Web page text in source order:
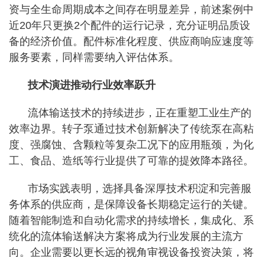
资与全生命周期成本之间存在明显差异，前述案例中
近20年只更换2个配件的运行记录，充分证明品质设
备的经济价值。配件标准化程度、供应商响应速度等
服务要素，同样需要纳入评估体系。
技术演进推动行业效率跃升
流体输送技术的持续进步，正在重塑工业生产的
效率边界。转子泵通过技术创新解决了传统泵在高粘
度、强腐蚀、含颗粒等复杂工况下的应用瓶颈，为化
工、食品、造纸等行业提供了可靠的提效降本路径。
市场实践表明，选择具备深厚技术积淀和完善服
务体系的供应商，是保障设备长期稳定运行的关键。
随着智能制造和自动化需求的持续增长，集成化、系
统化的流体输送解决方案将成为行业发展的主流方
向。企业需要以更长远的视角审视设备投资决策，将